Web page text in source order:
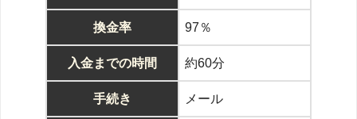
換金率 97％
入金までの時間 約60分
手続き メール